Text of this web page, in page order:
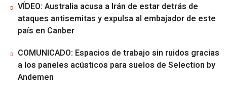
VÍDEO: Australia acusa a Irán de estar detrás de
ataques antisemitas y expulsa al embajador de este
país en Canber
COMUNICADO: Espacios de trabajo sin ruidos gracias
a los paneles acústicos para suelos de Selection by
Andemen